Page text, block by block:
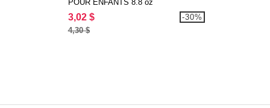
POUR ENFANTS 8.8 oz
3,02 $
4,30 $
-30%